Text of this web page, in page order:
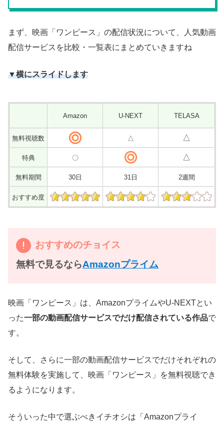
まず、映画「ワンピース」の配信状況について、人気動画
配信サービスを比較・一覧表にまとめていきますね
▼横にスライドします
Amazon U-NEXT TELASA
無料視聴数 △ △
特典 〇 △
無料期間 30日 31日 2週間
おすすめ度
おすすめのチョイス
無料で見るならAmazonプライム
映画「ワンピース」は、AmazonプライムやU-NEXTとい
った一部の動画配信サービスでだけ配信されている作品で
す。
そして、さらに一部の動画配信サービスでだけそれぞれの
無料体験を実施して、映画「ワンピース」を無料視聴でき
るようになります。
そういった中で選ぶべきイチオシは「Amazonプライ